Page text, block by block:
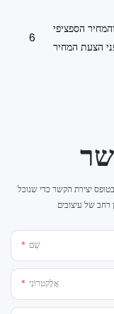
6
הספציפי
הצעת המחיר
יצירת הקשר כדי שנוכל
שֵׁם
אֶלֶקטרוֹנִי